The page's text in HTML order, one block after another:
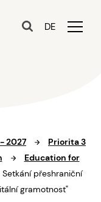
DE
2027
Priorita 3
Education for
Setkání přeshraniční
gramotnost"